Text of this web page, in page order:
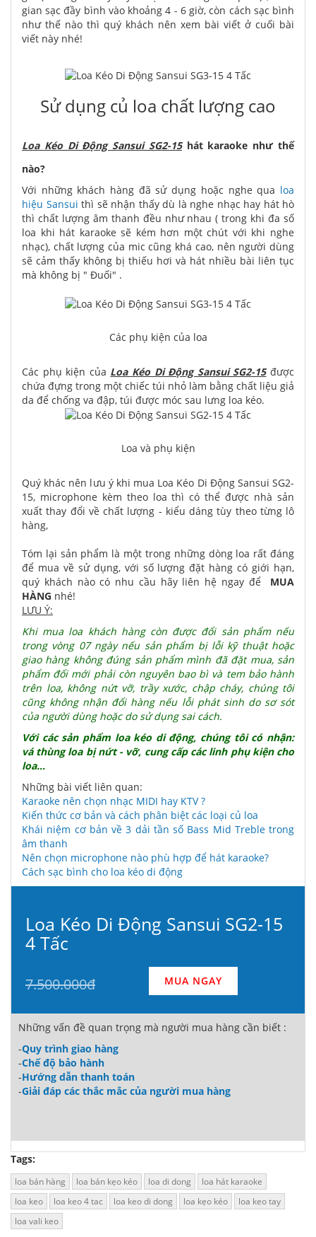
gian sạc đầy bình vào khoảng 4 - 6 giờ, còn cách sạc bình
như thế nào thì quý khách nên xem bài viết ở cuối bài
viết này nhé!
Sử dụng củ loa chất lượng cao
Loa Kéo Di Động Sansui SG2-15hát karaoke như thế
nào?
Với những khách hàng đã sử dụng hoặc nghe qua loa
hiệu Sansui thì sẽ nhận thấy dù là nghe nhạc hay hát hò
thì chất lượng âm thanh đều như nhau ( trong khi đa số
loa khi hát karaoke sẽ kém hơn một chút với khi nghe
nhạc), chất lượng của mic cũng khá cao, nên người dùng
sẽ cảm thấy không bị thiếu hơi và hát nhiều bài liên tục
mà không bị " Đuối" .
Các phụ kiện của loa
Các phụ kiện của Loa Kéo Di Động Sansui SG2-15được
chứa đựng trong một chiếc túi nhỏ làm bằng chất liệu giả
da để chống va đập, túi được móc sau lưng loa kéo.
Loa và phụ kiện
Quý khác nên lưu ý khi mua Loa Kéo Di Động Sansui SG2-
15, microphone kèm theo loa thì có thể được nhà sản
xuất thay đổi về chất lượng - kiểu dáng tùy theo từng lô
hàng,
Tóm lại sản phẩm là một trong những dòng loa rất đáng
để mua về sử dụng, với số lượng đặt hàng có giới hạn,
quý khách nào có nhu cầu hãy liên hệ ngay để MUA
HÀNG nhé!
LƯU Ý:
Khi mua loa khách hàng còn được đổi sản phẩm nếu
trong vòng 07 ngày nếu sản phẩm bị lỗi kỹ thuật hoặc
giao hàng không đúng sản phẩm mình đã đặt mua, sản
phẩm đổi mới phải còn nguyên bao bì và tem bảo hành
trên loa, không nứt vỡ, trầy xước, chập cháy, chúng tôi
cũng không nhận đổi hàng nếu lỗi phát sinh do sơ sót
của người dùng hoặc do sử dụng sai cách.
Với các sản phẩm loa kéo di động, chúng tôi có nhận:
vá thùng loa bị nứt - vỡ, cung cấp các linh phụ kiện cho
loa...
Những bài viết liên quan:
Karaoke nên chọn nhạc MIDI hay KTV ?
Kiến thức cơ bản và cách phân biệt các loại củ loa
Khái niệm cơ bản về 3 dải tần số Bass Mid Treble trong
âm thanh
Nên chọn microphone nào phù hợp để hát karaoke?
Cách sạc bình cho loa kéo di động
Loa Kéo Di Động Sansui SG2-15
4 Tấc
7.500.000đ MUA NGAY
Những vấn đề quan trọng mà người mua hàng cần biết :
-Quy trình giao hàng
-Chế độ bảo hành
-Hướng dẫn thanh toán
-Giải đáp các thắc mắc của người mua hàng
Tags:
loa bán hàng loa bán kẹo kéo loa di dong
loa hát karaoke
loa keo
loa keo 4 tac loa keo di dong loa kẹo kéo
loa keo tay
loa vali keo